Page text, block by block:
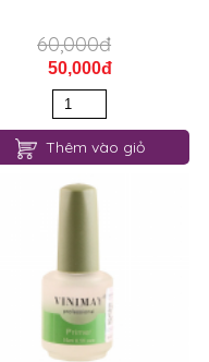
60,000đ
50,000đ
Thêm vào giỏ